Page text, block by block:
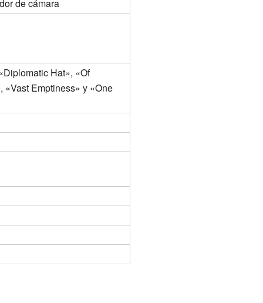
de cámara
Hat», «Of
Emptiness» y «One